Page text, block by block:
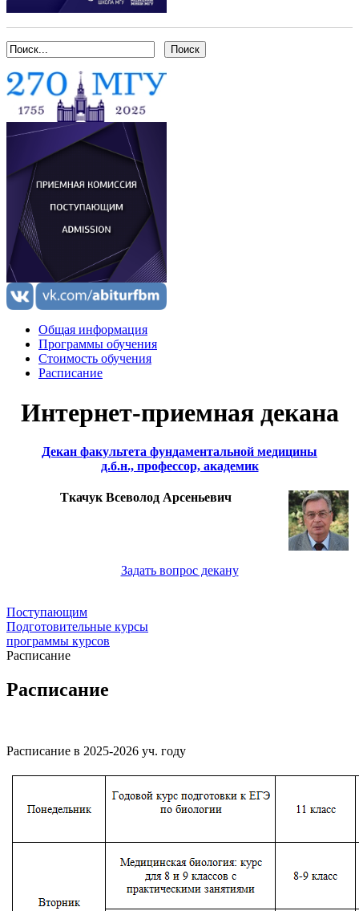
Общая информация
Программы обучения
Стоимость обучения
Расписание
Интернет-приемная декана
Декан факультета фундаментальной медицины
д.б.н., профессор, академик
Ткачук Всеволод Арсеньевич
Задать вопрос декану
Поступающим
Подготовительные курсы
программы курсов
Расписание
Расписание
Расписание в 2025-2026 уч. году